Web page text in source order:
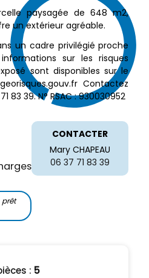
paysagée de 648 m2,
un extérieur agréable.
un cadre privilégié proche
sur les risques
sont disponibles sur le
Contactez
83 39. N° RSAC : 930030952
CONTACTER
Mary CHAPEAU
06 37 71 83 39
: 5